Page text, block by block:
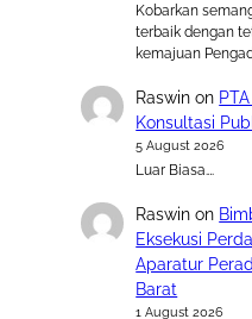
Kobarkan
terbaik dengan
kemajuan
Raswin on
Konsultasi
5 August 2026
Luar Biasa….
Raswin on
Eksekusi
Aparatur
Barat
1 August 2026